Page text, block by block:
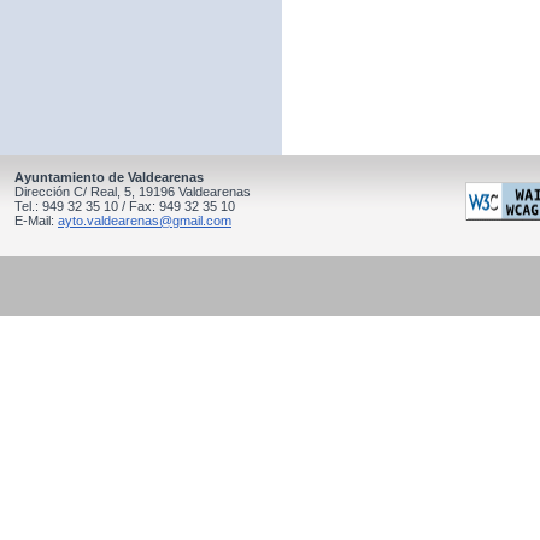
Ayuntamiento de Valdearenas
Dirección C/ Real, 5, 19196 Valdearenas
Tel.: 949 32 35 10 / Fax: 949 32 35 10
E-Mail: ayto.valdearenas@gmail.com